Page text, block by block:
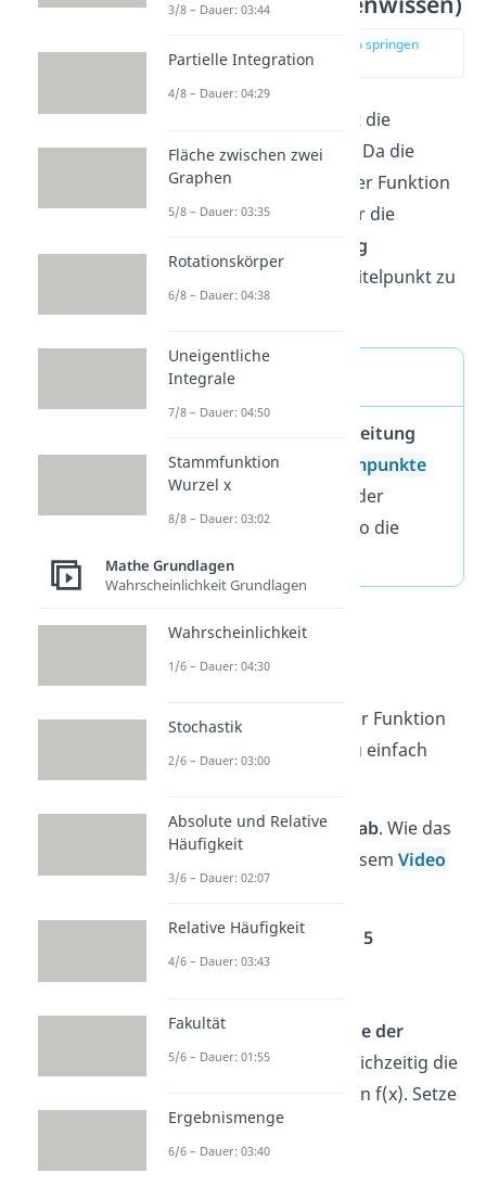
zur Stelle im Video springen
(04:01)
beschreibt die
Steigungeiner Funktion. Da die
Steigung am Scheitel einer Funktion
immer0ist, musst du nur die
Nullstellen der Ableitung
berechnen, um den Scheitelpunkt zu
bestimmen.
Merke!
Nullstellen der Ableitung
beschreiben die
Extrempunkte
(Maxima und Minima) der
normalen Funktion, also die
Scheitelpunkte
Beispiel:
f(x) = x2+ 3x + 5
Um den Scheitelpunkt der Funktion
zu bestimmen, kannst du einfach
Leitedie Funktion f(x) ab. Wie das
geht, kannst du dir in diesem Video
nochmal anschauen.
f(x) = x2
+ 3x + 5
Bestimme die
Nullstelle der
Ableitung f'(x)
. Sie ist gleichzeitig die
der Funktion f(x). Setze
f'(x) also gleich 0.
3/8 – Dauer: 03:44
Partielle Integration
4/8 – Dauer: 04:29
Fläche zwischen zwei
Graphen
5/8 – Dauer: 03:35
Rotationskörper
6/8 – Dauer: 04:38
Uneigentliche
Integrale
7/8 – Dauer: 04:50
Stammfunktion
Wurzel x
8/8 – Dauer: 03:02
Mathe Grundlagen
Wahrscheinlichkeit Grundlagen
Wahrscheinlichkeit
1/6 – Dauer: 04:30
Stochastik
2/6 – Dauer: 03:00
Absolute und Relative
Häufigkeit
3/6 – Dauer: 02:07
Relative Häufigkeit
4/6 – Dauer: 03:43
Fakultät
5/6 – Dauer: 01:55
Ergebnismenge
6/6 – Dauer: 03:40